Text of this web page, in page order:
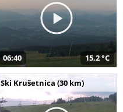
06:40 15,2 °C
Ski Krušetnica (30 km)